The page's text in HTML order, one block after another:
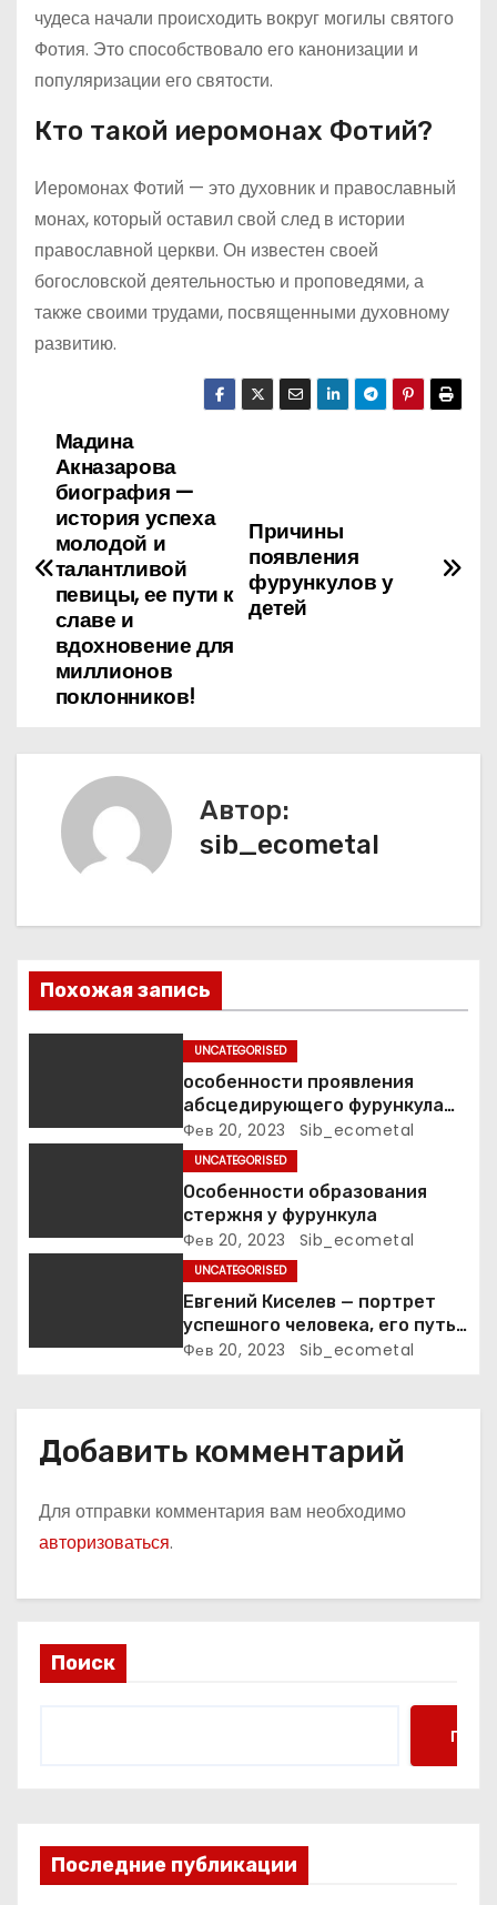
чудеса начали происходить вокруг могилы святого
Фотия. Это способствовало его канонизации и
популяризации его святости.
Кто такой иеромонах Фотий?
Иеромонах Фотий — это духовник и православный
монах, который оставил свой след в истории
православной церкви. Он известен своей
богословской деятельностью и проповедями, а
также своими трудами, посвященными духовному
развитию.
Н
и
о
з
а
с
м
Причины
появления
фурункулов у
детей
Мадина
Акназарова
биография —
история успеха
молодой и
талантливой
певицы, ее пути к
славе и
вдохновение для
миллионов
поклонников!
Автор:
sib_ecometal
Похожая запись
UNCATEGORISED
особенности проявления
абсцедирующего фурункула
код по МКБ-10
Фев 20, 2023 Sib_ecometal
UNCATEGORISED
Особенности образования
стержня у фурункула
Фев 20, 2023 Sib_ecometal
UNCATEGORISED
Евгений Киселев — портрет
успешного человека, его путь
к славе и личное счастье
Фев 20, 2023 Sib_ecometal
Добавить комментарий
Для отправки комментария вам необходимо
авторизоваться.
Поиск
Поиск
Последние публикации